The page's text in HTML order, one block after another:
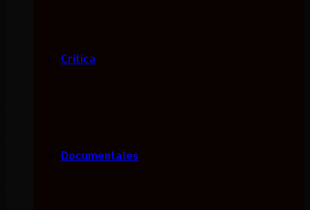
Critica
Documentales